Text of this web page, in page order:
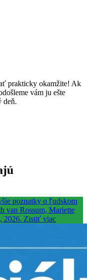
prakticky okamžite! Ak
vám ju ešte
deň.